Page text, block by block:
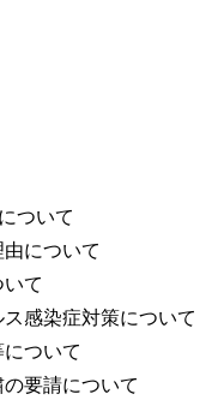
ついて
由について
いて
ス感染症対策について
について
の要請について